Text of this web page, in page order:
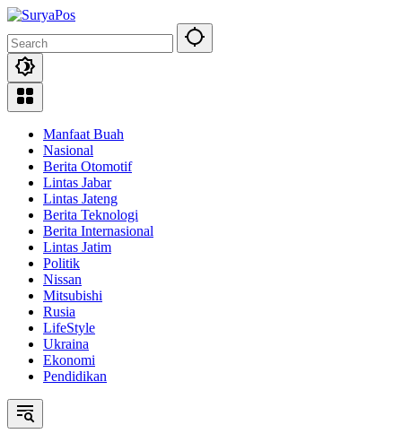
Skip
content
Manfaat Buah
Nasional
Berita Otomotif
Lintas Jabar
Lintas Jateng
Berita Teknologi
Berita Internasional
Lintas Jatim
Politik
Nissan
Mitsubishi
Rusia
LifeStyle
Ukraina
Ekonomi
Pendidikan